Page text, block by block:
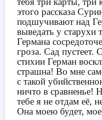
этого рассказа
подшучивают над
выведать у старухи
Германа
гроза. Сад пустеет.
стихии Герман
страшна! Во мне
с такой
ничто в сравненье!
тебе я не отдам её,
Она моею будет,